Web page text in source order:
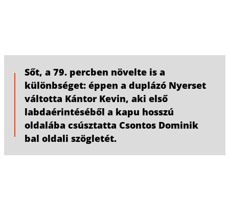
Sőt, a 79. percben növelte is a
különbséget: éppen a duplázó Nyerset
váltotta Kántor Kevin, aki első
labdaérintéséből a kapu hosszú
oldalába csúsztatta Csontos Dominik
bal oldali szögletét.